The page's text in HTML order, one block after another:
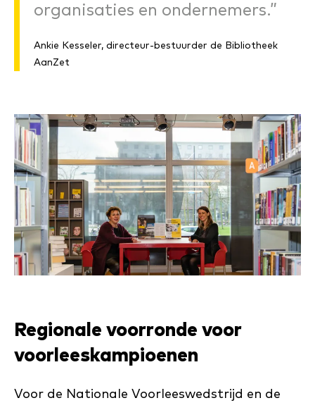
organisaties en ondernemers.”
Ankie Kesseler, directeur-bestuurder de Bibliotheek
AanZet
Regionale voorronde voor
voorleeskampioenen
Voor de Nationale Voorleeswedstrijd en de